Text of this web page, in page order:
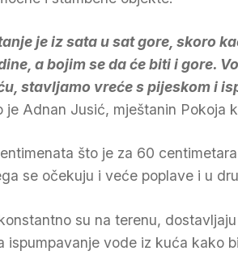
je iz sata u sat gore, skoro
a bojim se da će biti i gore.
stavljamo vreće s pijeskom i
je Adnan Jusić, mještanin Pokoja
što je za 60
se očekuju i veće poplave i u
su na terenu,
ispumpavanje vode iz kuća kako